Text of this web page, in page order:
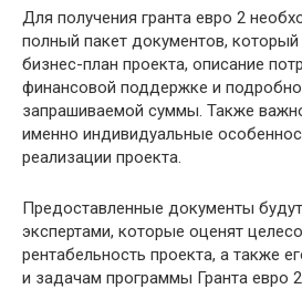
Для получения гранта евро 2
полный пакет документов,
бизнес-план проекта, описание
финансовой поддержке и
запрашиваемой суммы. Также
именно индивидуальные
реализации проекта.
Предоставленные документы
экспертами, которые оценят
рентабельность проекта, а также
и задачам программы Гранта евро